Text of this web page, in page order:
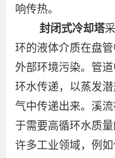
响传热。
封闭式冷却塔
环的液体介质在盘
外部环境污染。管
环水传递，以蒸发
气中传递出来。溪
于需要高循环水质
许多工业领域，例